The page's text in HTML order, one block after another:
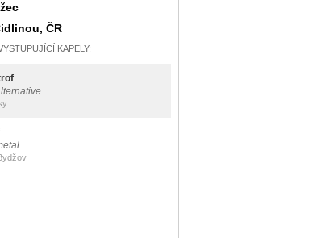
ČR
KAPELY: